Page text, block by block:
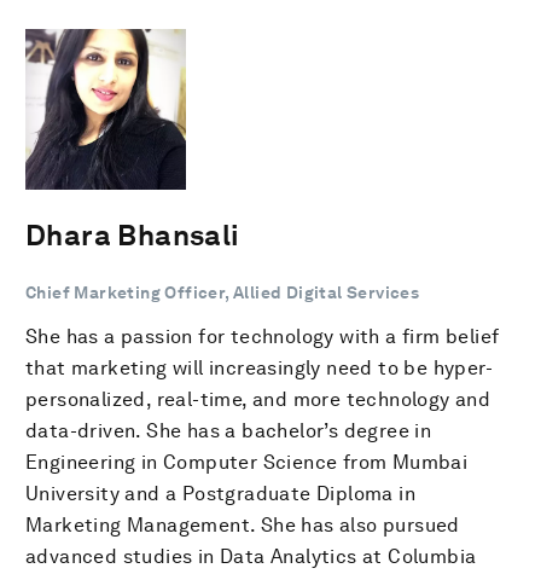
Dhara Bhansali
Chief Marketing Officer, Allied Digital Services
She has a passion for technology with a firm belief
that marketing will increasingly need to be hyper-
personalized, real-time, and more technology and
data-driven. She has a bachelor’s degree in
Engineering in Computer Science from Mumbai
University and a Postgraduate Diploma in
Marketing Management. She has also pursued
advanced studies in Data Analytics at Columbia